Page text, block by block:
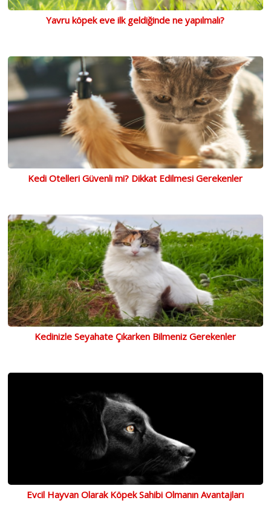
Yavru köpek eve ilk geldiğinde ne yapılmalı?
Kedi Otelleri Güvenli mi? Dikkat Edilmesi Gerekenler
Kedinizle Seyahate Çıkarken Bilmeniz Gerekenler
Evcil Hayvan Olarak Köpek Sahibi Olmanın Avantajları